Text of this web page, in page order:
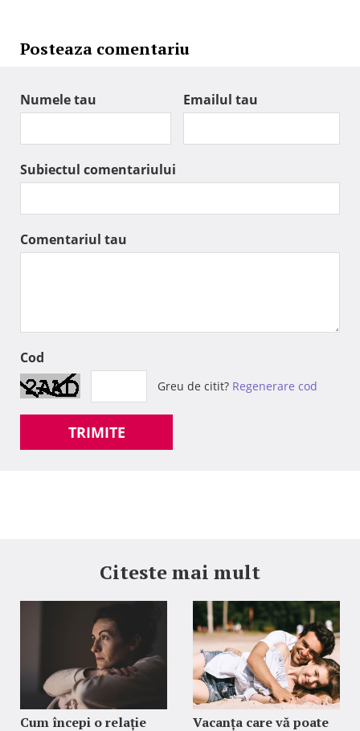
Posteaza comentariu
Numele tau Emailul tau
Subiectul comentariului
Comentariul tau
Cod
Greu de citit? Regenerare cod
TRIMITE
Citeste mai mult
Cum începi o relație Vacanța care vă poate